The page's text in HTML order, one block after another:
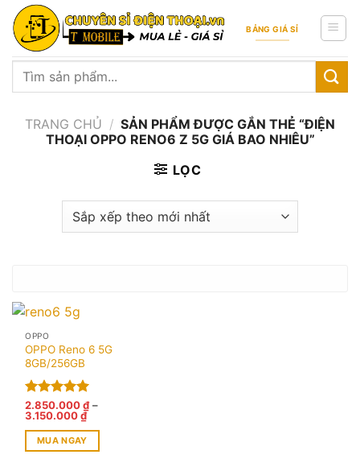
Skip
content
BẢNG GIÁ SỈ
Tìm
TRANG CHỦ / SẢN PHẨM ĐƯỢC GẮN THẺ “ĐIỆN
THOẠI OPPO RENO6 Z 5G GIÁ BAO NHIÊU”
LỌC
OPPO
OPPO Reno 6 5G
8GB/256GB
Được xếp
hạng5.00
5 sao
2.850.000₫ –
3.150.000₫Khoảng
giá:
từ
MUA NGAY